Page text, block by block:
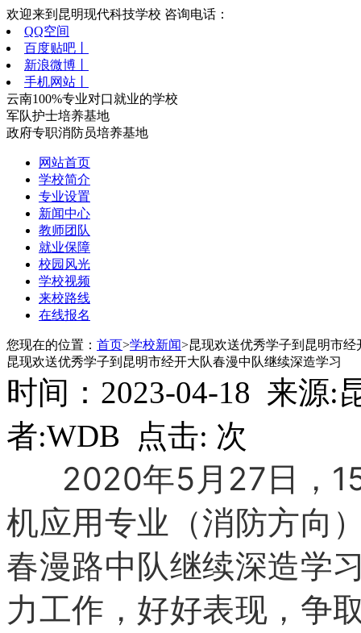
欢迎来到昆明现代科技学校 咨询电话：
QQ空间
百度贴吧丨
新浪微博丨
手机网站丨
云南100%专业对口就业的学校
军队护士培养基地
政府专职消防员培养基地
网站首页
学校简介
专业设置
新闻中心
教师团队
就业保障
校园风光
学校视频
来校路线
在线报名
您现在的位置： 首页>学校新闻>昆现欢送优秀学子到昆明市
昆现欢送优秀学子到昆明市经开大队春漫中队继续深造学习
时间：2023-04-18 来源:
者:WDB 点击: 次
2020年5月27日，
机应用专业（消防方向
春漫路中队继续深造学
力工作，好好表现，争